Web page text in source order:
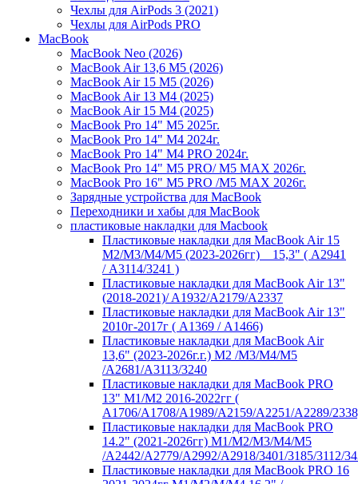
Чехлы для AirPods 3 (2021)
Чехлы для AirPods PRO
MacBook
MacBook Neo (2026)
MacBook Air 13,6 M5 (2026)
MacBook Air 15 M5 (2026)
MacBook Air 13 M4 (2025)
MacBook Air 15 M4 (2025)
MacBook Pro 14" M5 2025г.
MacBook Pro 14" M4 2024г.
MacBook Pro 14" M4 PRO 2024г.
MacBook Pro 14" M5 PRO/ M5 MAX 2026г.
MacBook Pro 16" M5 PRO /M5 MAX 2026г.
Зарядные устройства для MacBook
Переходники и хабы для MacBook
пластиковые накладки для Macbook
Пластиковые накладки для MacBook Air 15
M2/M3/M4/M5 (2023-2026гг) _ 15,3" ( А2941
/ А3114/3241 )
Пластиковые накладки для MacBook Air 13"
(2018-2021)/ A1932/A2179/A2337
Пластиковые накладки для MacBook Air 13"
2010г-2017г ( А1369 / А1466)
Пластиковые накладки для MacBook Air
13,6" (2023-2026г.г.) M2 /M3/M4/M5
/A2681/A3113/3240
Пластиковые накладки для MacBook PRO
13" M1/M2 2016-2022гг (
А1706/A1708/A1989/A2159/A2251/A2289/
Пластиковые накладки для MacBook PRO
14.2" (2021-2026гг) M1/M2/M3/M4/M5
/A2442/A2779/A2992/A2918/3401/3185/3112/
Пластиковые накладки для MacBook PRO 16